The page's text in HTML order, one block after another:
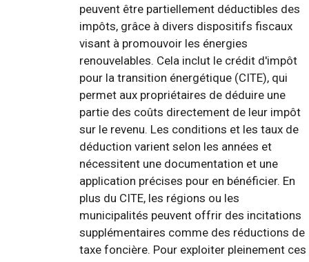
peuvent être partiellement déductibles des
impôts, grâce à divers dispositifs fiscaux
visant à promouvoir les énergies
renouvelables. Cela inclut le crédit d'impôt
pour la transition énergétique (CITE), qui
permet aux propriétaires de déduire une
partie des coûts directement de leur impôt
sur le revenu. Les conditions et les taux de
déduction varient selon les années et
nécessitent une documentation et une
application précises pour en bénéficier. En
plus du CITE, les régions ou les
municipalités peuvent offrir des incitations
supplémentaires comme des réductions de
taxe foncière. Pour exploiter pleinement ces